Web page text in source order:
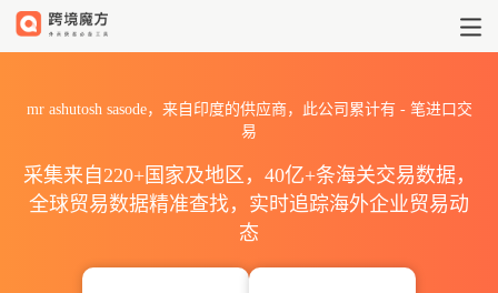
mr ashutosh sasode，来自印度的供应商，此公司累计有 -笔进口交
易
采集来自220+国家及地区，40亿+条海关交易数据，
全球贸易数据精准查找，实时追踪海外企业贸易动
态